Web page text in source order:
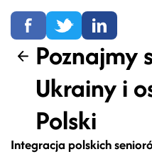
Wstecz
Poznajmy
Ukrainy i
Polski
Integracja polskich